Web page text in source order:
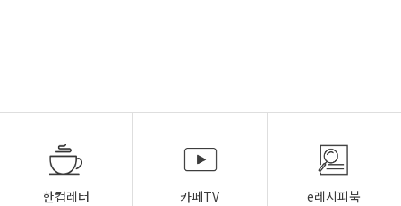
한컵레터 카페TV e레시피북